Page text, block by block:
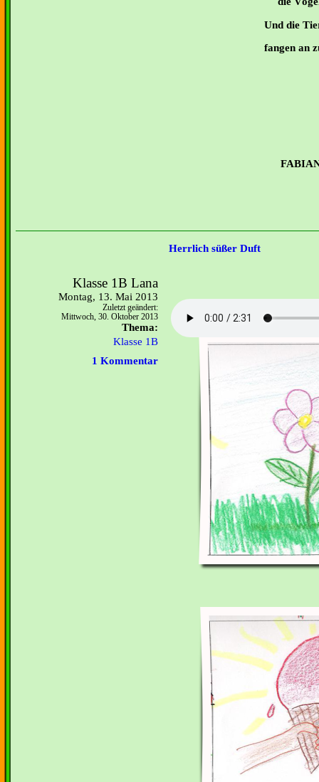
Und die
fangen an
Herrlich süßer Duft
Klasse 1B Lana
Montag, 13. Mai 2013
Zuletzt geändert:
Mittwoch, 30. Oktober 2013
Thema:
Klasse 1B
1 Kommentar